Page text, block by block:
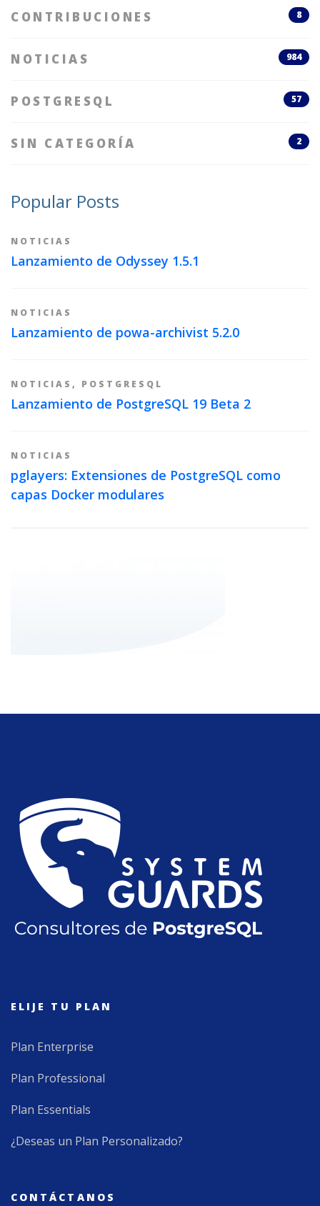
CONTRIBUCIONES 8
NOTICIAS 984
POSTGRESQL 57
SIN CATEGORÍA 2
Popular Posts
NOTICIAS
Lanzamiento de Odyssey 1.5.1
NOTICIAS
Lanzamiento de powa-archivist 5.2.0
NOTICIAS , POSTGRESQL
Lanzamiento de PostgreSQL 19 Beta 2
NOTICIAS
pglayers: Extensiones de PostgreSQL como
capas Docker modulares
ELIJE TU PLAN
Plan Enterprise
Plan Professional
Plan Essentials
¿Deseas un Plan Personalizado?
CONTÁCTANOS